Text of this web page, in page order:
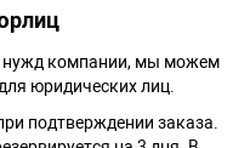
нужд компании, мы можем
юридических лиц.
подтверждении заказа.